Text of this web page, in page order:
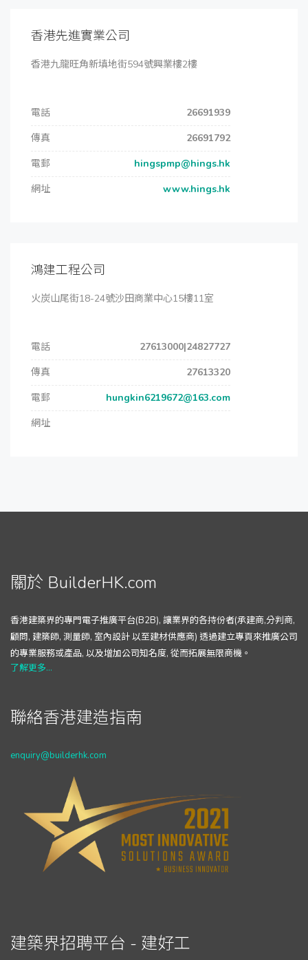
香港先進實業公司
香港九龍旺角新填地街594號興業樓2樓
電話
26691939
傳真
26691792
電郵
hingspmp@hings.hk
網址
www.hings.hk
鴻建工程公司
火炭山尾街18-24號沙田商業中心15樓11室
電話
27613000|24827727
傳真
27613320
電郵
hungkin6219672@163.com
網址
關於 BuilderHK.com
香港建築界的專門電子推廣平台(B2B), 讓業界的各持份者(承建商,分判商,
顧問, 建築師, 測量師, 室內設計 以至建材供應商) 透過建立專頁來推廣公司
的專業服務或產品, 以及增加公司知名度, 從而拓展無限商機。
了解更多...
聯絡香港建造指南
enquiry@builderhk.com
建築界招聘平台 - 建好工